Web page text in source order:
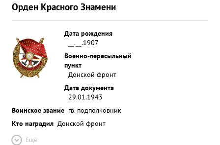
Орден Красного Знамени
Дата рождения
__.__.1907
Военно-пересыльный
пункт
Донской фронт
Дата документа
29.01.1943
Воинское звание гв. подполковник
Кто наградил Донской фронт
Ещё